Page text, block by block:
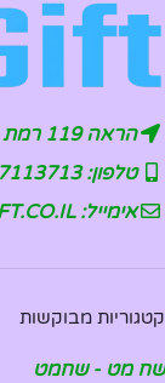
הראה 119 רמת גן
טלפון: 050-7113713
אימייל: SHOP@TENGIFT.CO.IL
קטגוריות מבוקשות
שח מט - שחמט